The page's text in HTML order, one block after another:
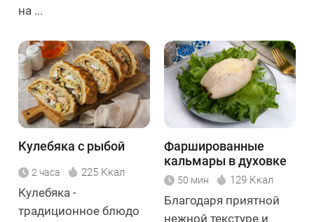
на ...
Кулебяка с рыбой
2 часа 225 Ккал
Кулебяка -
традиционное блюдо
Фаршированные
кальмары в духовке
50 мин 129 Ккал
Благодаря приятной
нежной текстуре и